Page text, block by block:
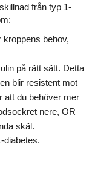
från typ 1-
kroppens behov,
på rätt sätt. Detta
blir resistent mot
att du behöver mer
nere, OR
skäl.
diabetes.